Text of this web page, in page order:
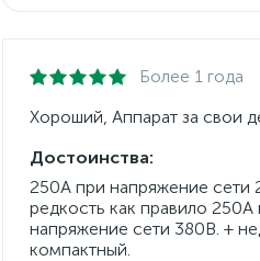
Более 1 года
Хороший, Аппарат за свои
Достоинства:
250А при напряжение сети
редкость как правило 250А
напряжение сети 380В. +
компактный.